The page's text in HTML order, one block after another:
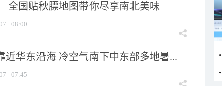
全国贴秋膘地图带你尽享南北美味
08:00
近华东沿海 冷空气南下中东部多地暑...
07:45